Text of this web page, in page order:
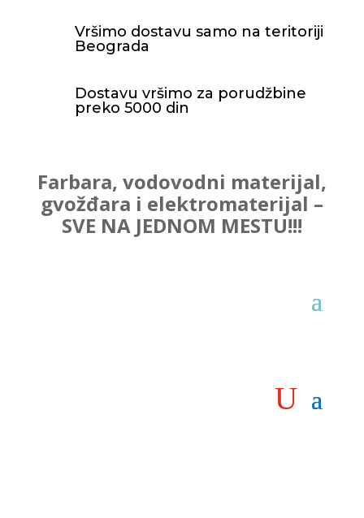
Vršimo dostavu samo na teritoriji
Beograda
Dostavu vršimo za porudžbine
preko 5000 din
Farbara, vodovodni materijal,
gvožđara i elektromaterijal –
SVE NA JEDNOM MESTU!!!